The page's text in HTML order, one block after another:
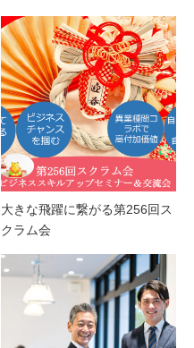
大きな飛躍に繋がる第256回ス
クラム会